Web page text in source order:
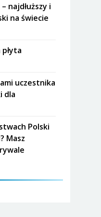
najdłuższy i
na świecie
uczestnika
dla
Polski
Masz